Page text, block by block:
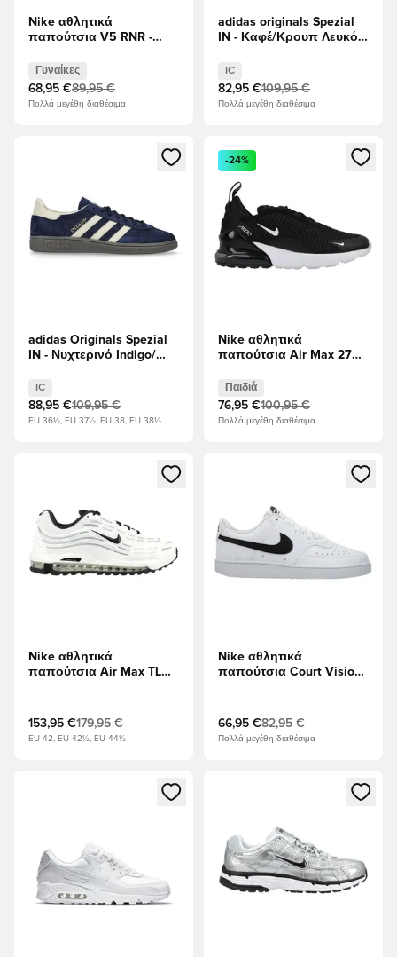
Nike αθλητικά
παπούτσια V5 RNR -
Γυναίκες
Γυναίκες
68,95 €89,95 €
Πολλά μεγέθη διαθέσιμα
adidas originals Spezial
IN - Καφέ/Κρουπ Λευκό/
IC
82,95 €109,95 €
Πολλά μεγέθη διαθέσιμα
Ανοίγει ένα Modal για να συνδεθείτε ή να εγγραφείτε ως
adidas Originals Spezial
IN - Νυχτερινό Indigo/
IC
88,95 €109,95 €
EU 36½, EU 37½, EU 38, EU 38½
Ανοίγει ένα Modal για να
-24%
Nike αθλητικά
παπούτσια Air Max 270 -
Ανθρακίτης Παιδιά
Παιδιά
76,95 €100,95 €
Πολλά μεγέθη διαθέσιμα
Ανοίγει ένα Modal για να συνδεθείτε ή να εγγραφείτε ως
Nike αθλητικά
παπούτσια Air Max TL
153,95 €179,95 €
EU 42, EU 42½, EU 44½
Ανοίγει ένα Modal για να
Nike αθλητικά
παπούτσια Court Vision
66,95 €82,95 €
Πολλά μεγέθη διαθέσιμα
Ανοίγει ένα Modal για να συνδεθείτε ή να εγγραφείτε ως
Ανοίγει ένα Modal για να